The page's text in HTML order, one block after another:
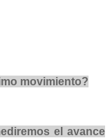
movimiento?
el avance